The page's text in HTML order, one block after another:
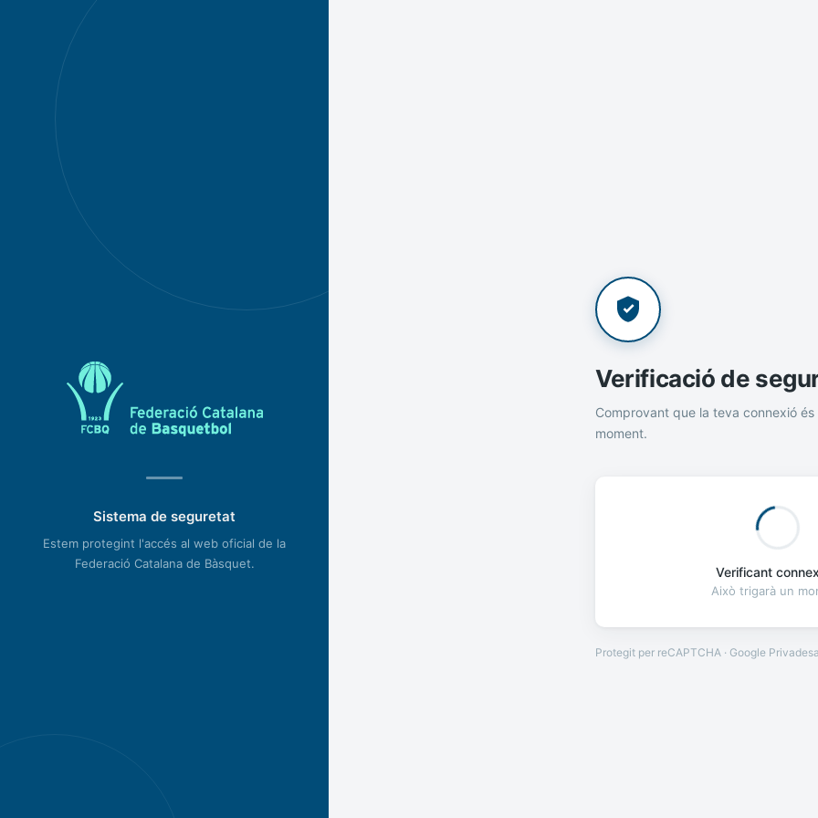
Sistema de seguretat
Estem protegint l'accés al web oficial de la
Federació Catalana de Bàsquet.
Verificació de
Comprovant que la teva connexió és
moment.
Verificant
Això trigarà un
Protegit per reCAPTCHA · Google Privadesa